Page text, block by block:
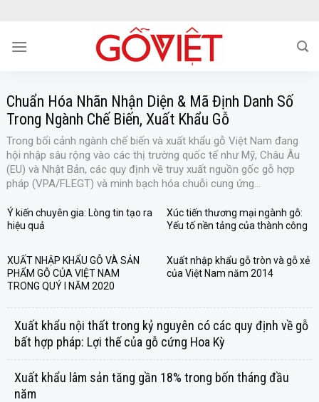
content
Chuẩn Hóa Nhãn Nhận Diện & Mã Định Danh Số
Trong Ngành Chế Biến, Xuất Khẩu Gỗ
Trong bối cảnh ngành chế biến và xuất khẩu gỗ Việt Nam đang
hội nhập sâu rộng vào các thị trường quốc tế như Mỹ, Châu Âu
(EU) và Nhật Bản, các quy định về truy xuất nguồn gốc gỗ hợp
pháp (VPA/FLEGT) và minh bạch hóa chuỗi cung ứng...
Ý kiến chuyên gia: Lòng tin tạo ra
hiệu quả
Xúc tiến thương mại ngành gỗ:
Yếu tố nền tảng của thành công
XUẤT NHẬP KHẨU GỖ VÀ SẢN
PHẨM GỖ CỦA VIỆT NAM
TRONG QUÝ I NĂM 2020
Xuất nhập khẩu gỗ tròn và gỗ xẻ
của Việt Nam năm 2014
Xuất khẩu nội thất trong kỷ nguyên có các quy định về gỗ
bất hợp pháp: Lợi thế của gỗ cứng Hoa Kỳ
Xuất khẩu lâm sản tăng gần 18% trong bốn tháng đầu
năm